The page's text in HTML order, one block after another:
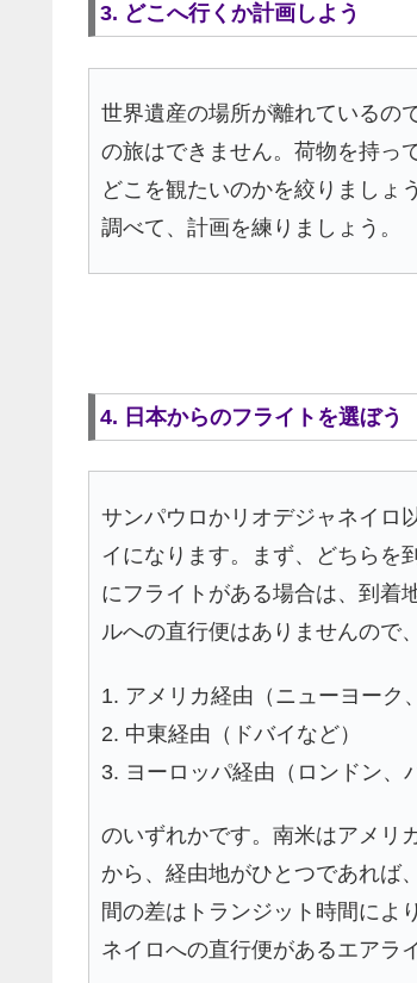
3. どこへ行くか計画しよう
世界遺産の場所が離れているの
の旅はできません。荷物を持っ
どこを観たいのかを絞りましょ
調べて、計画を練りましょう。
4. 日本からのフライトを選ぼう
サンパウロかリオデジャネイロ
イになります。まず、どちらを
にフライトがある場合は、到着
ルへの直行便はありませんので
1. アメリカ経由（ニューヨーク
2. 中東経由（ドバイなど）
3. ヨーロッパ経由（ロンドン、
のいずれかです。南米はアメリ
から、経由地がひとつであれば
間の差はトランジット時間によ
ネイロへの直行便があるエアラ